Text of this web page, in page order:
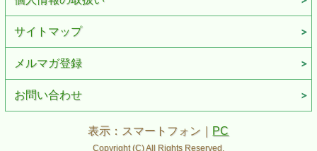
サイトマップ
メルマガ登録
お問い合わせ
表示：スマートフォン｜ PC
Copyright (C) All Rights Reserved.